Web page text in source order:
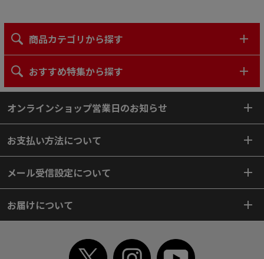
商品カテゴリから探す
おすすめ特集から探す
オンラインショップ営業日のお知らせ
お支払い方法について
メール受信設定について
お届けについて